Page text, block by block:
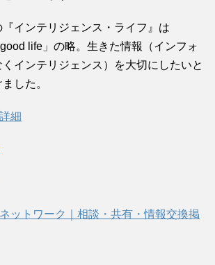
インテリジェンス・ライフ』は
life」の略。生きた情報（インフォ
くインテリジェンス）を大切にしたいと
した。
細
ットワーク｜相談・共有・情報交換掲